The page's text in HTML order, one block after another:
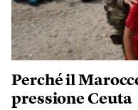
Perché il
pressione Ceuta